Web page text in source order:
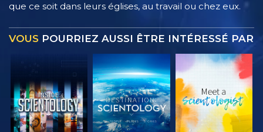
que ce soit dans leurs églises, au travail ou chez eux.
VOUS POURRIEZ AUSSI ÊTRE INTÉRESSÉ PAR